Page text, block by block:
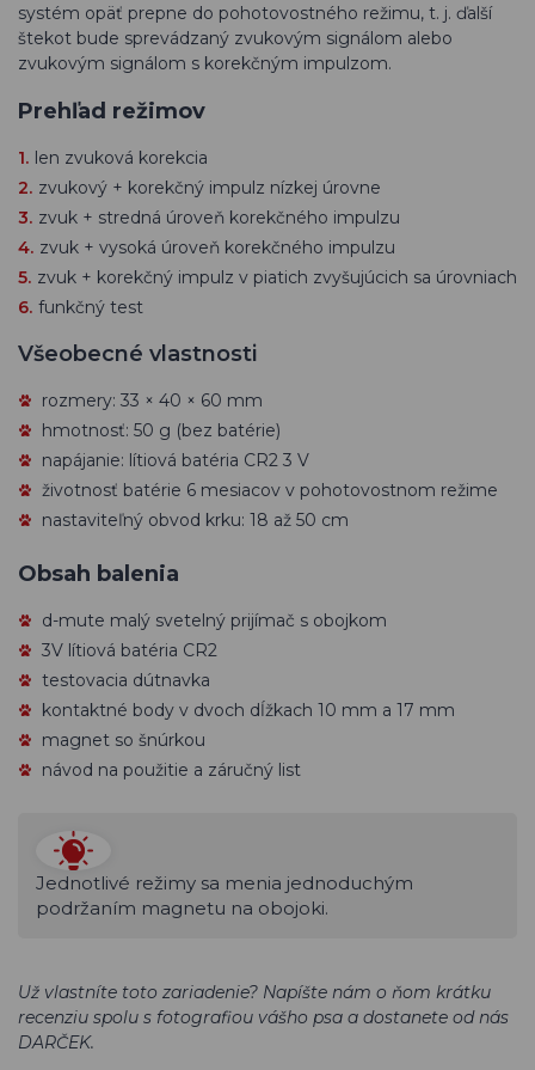
systém opäť prepne do pohotovostného režimu, t. j. ďalší
štekot bude sprevádzaný zvukovým signálom alebo
zvukovým signálom s korekčným impulzom.
Prehľad režimov
len zvuková korekcia
zvukový + korekčný impulz nízkej úrovne
zvuk + stredná úroveň korekčného impulzu
zvuk + vysoká úroveň korekčného impulzu
zvuk + korekčný impulz v piatich zvyšujúcich sa úrovniach
funkčný test
Všeobecné vlastnosti
rozmery: 33 × 40 × 60 mm
hmotnosť: 50 g (bez batérie)
napájanie: lítiová batéria CR2 3 V
životnosť batérie 6 mesiacov v pohotovostnom režime
nastaviteľný obvod krku: 18 až 50 cm
Obsah balenia
d-mute malý svetelný prijímač s obojkom
3V lítiová batéria CR2
testovacia dútnavka
kontaktné body v dvoch dĺžkach 10 mm a 17 mm
magnet so šnúrkou
návod na použitie a záručný list
Jednotlivé režimy sa menia jednoduchým
podržaním magnetu na obojoki.
Už vlastníte toto zariadenie? Napíšte nám o ňom krátku
recenziu spolu s fotografiou vášho psa a dostanete od nás
DARČEK.